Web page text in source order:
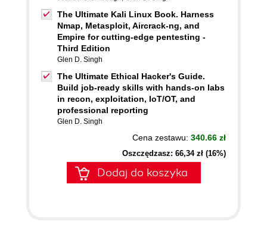
The Ultimate Kali Linux Book. Harness
Nmap, Metasploit, Aircrack-ng, and
Empire for cutting-edge pentesting -
Third Edition
Glen D. Singh
The Ultimate Ethical Hacker's Guide.
Build job-ready skills with hands-on labs
in recon, exploitation, IoT/OT, and
professional reporting
Glen D. Singh
Cena zestawu: 340.66 zł
Oszczędzasz: 66,34 zł (16%)
Dodaj do koszyka